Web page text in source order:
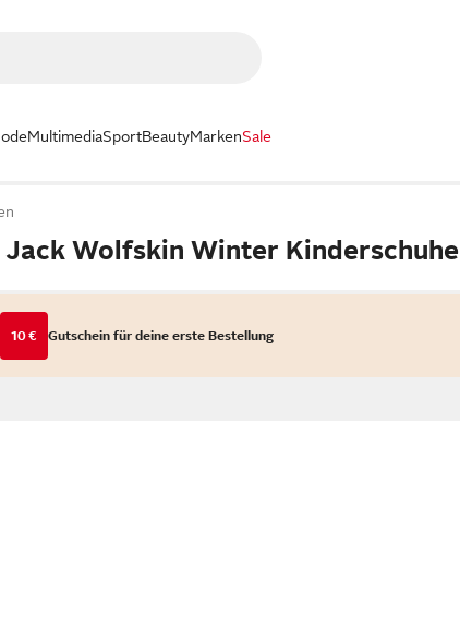
MultimediaSportBeautyMarkenSale
Jack Wolfskin Winter Kinderschuhe
10 € Gutschein für deine erste Bestellung